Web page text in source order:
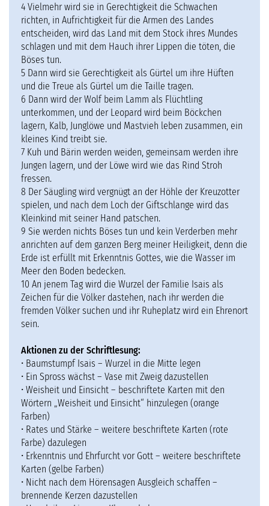
4 Vielmehr wird sie in Gerechtigkeit die Schwachen
richten, in Aufrichtigkeit für die Armen des Landes
entscheiden, wird das Land mit dem Stock ihres Mundes
schlagen und mit dem Hauch ihrer Lippen die töten, die
Böses tun.
5 Dann wird sie Gerechtigkeit als Gürtel um ihre Hüften
und die Treue als Gürtel um die Taille tragen.
6 Dann wird der Wolf beim Lamm als Flüchtling
unterkommen, und der Leopard wird beim Böckchen
lagern, Kalb, Junglöwe und Mastvieh leben zusammen, ein
kleines Kind treibt sie.
7 Kuh und Bärin werden weiden, gemeinsam werden ihre
Jungen lagern, und der Löwe wird wie das Rind Stroh
fressen.
8 Der Säugling wird vergnügt an der Höhle der Kreuzotter
spielen, und nach dem Loch der Giftschlange wird das
Kleinkind mit seiner Hand patschen.
9 Sie werden nichts Böses tun und kein Verderben mehr
anrichten auf dem ganzen Berg meiner Heiligkeit, denn die
Erde ist erfüllt mit Erkenntnis Gottes, wie die Wasser im
Meer den Boden bedecken.
10 An jenem Tag wird die Wurzel der Familie Isais als
Zeichen für die Völker dastehen, nach ihr werden die
fremden Völker suchen und ihr Ruheplatz wird ein Ehrenort
sein.
Aktionen zu der Schriftlesung:
• Baumstumpf Isais – Wurzel in die Mitte legen
• Ein Spross wächst – Vase mit Zweig dazustellen
• Weisheit und Einsicht – beschriftete Karten mit den
Wörtern „Weisheit und Einsicht“ hinzulegen (orange
Farben)
• Rates und Stärke – weitere beschriftete Karten (rote
Farbe) dazulegen
• Erkenntnis und Ehrfurcht vor Gott – weitere beschriftete
Karten (gelbe Farben)
• Nicht nach dem Hörensagen Ausgleich schaffen –
brennende Kerzen dazustellen